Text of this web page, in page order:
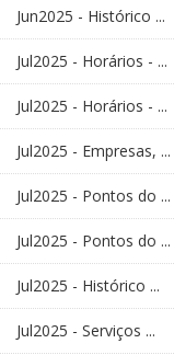
Jun2025 - Histórico ...
Jul2025 - Horários - ...
Jul2025 - Horários - ...
Jul2025 - Empresas, ...
Jul2025 - Pontos do ...
Jul2025 - Pontos do ...
Jul2025 - Histórico ...
Jul2025 - Serviços ...